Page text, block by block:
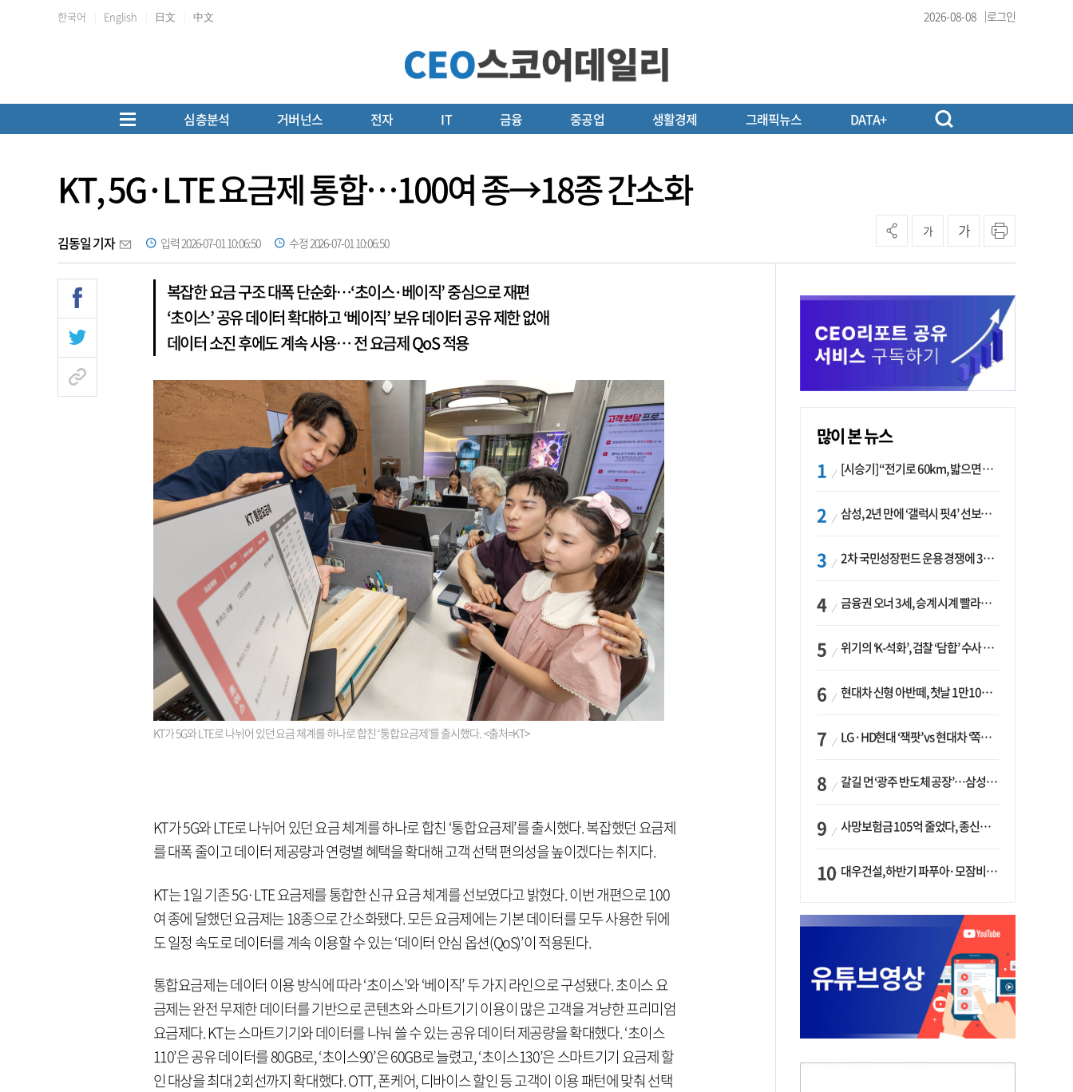
한국어 English 日文 中文 2026-08-08 로그인
심층분석 거버넌스 전자 IT 금융 중공업 생활경제 그래픽뉴스 DATA+
KT, 5G·LTE 요금제 통합…100여 종→18종 간소화
김동일 기자 입력 2026-07-01 10:06:50 수정 2026-07-01 10:06:50
가 가
복잡한 요금 구조 대폭 단순화…‘초이스·베이직’ 중심으로 재편
‘초이스’ 공유 데이터 확대하고 ‘베이직’ 보유 데이터 공유 제한 없애
데이터 소진 후에도 계속 사용… 전 요금제 QoS 적용
KT가 5G와 LTE로 나뉘어 있던 요금 체계를 하나로 합친 ‘통합요금제’를 출시했다. <출처=KT>
KT가 5G와 LTE로 나뉘어 있던 요금 체계를 하나로 합친 ‘통합요금제’를 출시했다. 복잡했던 요금제
를 대폭 줄이고 데이터 제공량과 연령별 혜택을 확대해 고객 선택 편의성을 높이겠다는 취지다.
KT는 1일 기존 5G·LTE 요금제를 통합한 신규 요금 체계를 선보였다고 밝혔다. 이번 개편으로 100
여 종에 달했던 요금제는 18종으로 간소화됐다. 모든 요금제에는 기본 데이터를 모두 사용한 뒤에
도 일정 속도로 데이터를 계속 이용할 수 있는 ‘데이터 안심 옵션(QoS)’이 적용된다.
통합요금제는 데이터 이용 방식에 따라 ‘초이스’와 ‘베이직’ 두 가지 라인으로 구성됐다. 초이스 요
금제는 완전 무제한 데이터를 기반으로 콘텐츠와 스마트기기 이용이 많은 고객을 겨냥한 프리미엄
요금제다. KT는 스마트기기와 데이터를 나눠 쓸 수 있는 공유 데이터 제공량을 확대했다. ‘초이스
110’은 공유 데이터를 80GB로, ‘초이스90’은 60GB로 늘렸고, ‘초이스130’은 스마트기기 요금제 할
인 대상을 최대 2회선까지 확대했다. OTT, 폰케어, 디바이스 할인 등 고객이 이용 패턴에 맞춰 선택
많이 본 뉴스
[시승기] “전기로 60km, 밟으면 462마력”…볼보 XC60 T8의 두 얼굴
삼성, 2년 만에 ‘갤럭시 핏4’ 선보이나…웨어러블 생태계 확장 ‘시동’
2차 국민성장펀드 운용 경쟁에 33개사 몰렸다…신한·하나 등 새 얼굴 대거 합류
금융권 오너 3세, 승계 시계 빨라지나…한국투자 ‘속도’·미래에셋·메리츠는 ‘거리두기’
위기의 ‘K-석화’, 검찰 ‘담합’ 수사 착수…“LG·한화·롯데 등 7개 업체, 8개 제품 가격 담합”
현대차 신형 아반떼, 첫날 1만1094대 계약…역대 최고치 경신
LG·HD현대 ‘잭팟’ vs 현대차 ‘쪽박’…글로벌 사모펀드, 韓 대기업 투자 ‘희비’
갈길 먼 ‘광주 반도체 공장’…삼성·SK, ‘주 52시간제’ 규제 해소 ‘공방’
사망보험금 105억 줄었다, 종신보험·유동화 동시에 ‘주춤’…신한라이프는 401억 급증
대우건설, 하반기 파푸아·모잠비크 LNG 플랜트 수주 가시권…수주목표 27조로 샹향